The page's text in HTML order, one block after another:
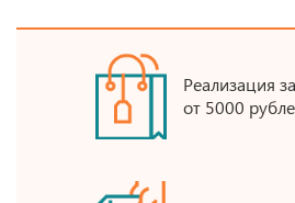
Реализация
от 5000